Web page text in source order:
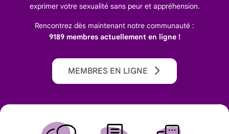
exprimer votre sexualité sans peur et appréhension.
Rencontrez dès maintenant notre communauté :
9189 membres actuellement en ligne !
MEMBRES EN LIGNE